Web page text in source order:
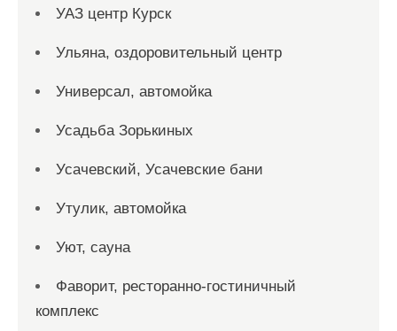
УАЗ центр Курск
Ульяна, оздоровительный центр
Универсал, автомойка
Усадьба Зорькиных
Усачевский, Усачевские бани
Утулик, автомойка
Уют, сауна
Фаворит, ресторанно-гостиничный
комплекс